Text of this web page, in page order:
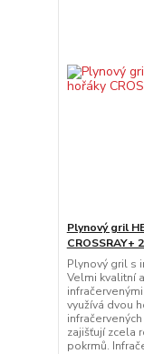
Plynový gril
CROSSRAY+
Plynový gril s
Velmi kvalitní
využívá dvou
zajišťují zcela
pokrmů.